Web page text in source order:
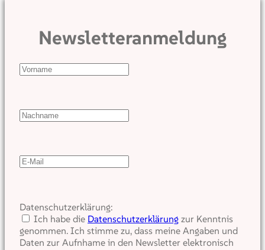
Newsletteranmeldung
Datenschutzerklärung:
Ich habe die Datenschutzerklärung zur Kenntnis
genommen. Ich stimme zu, dass meine Angaben und
Daten zur Aufnhame in den Newsletter elektronisch